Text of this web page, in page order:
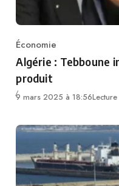
Category
Économie
Algérie : Tebboune
produit
9 mars 2025 à 18:56